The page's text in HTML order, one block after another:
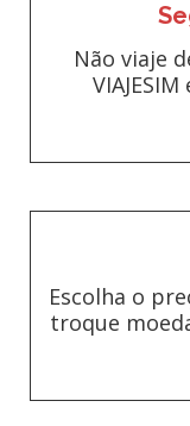
Não viaje
Escolha o
troque